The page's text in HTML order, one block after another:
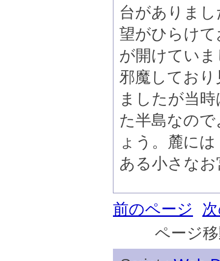
台がありま
望がひらけ
が開けてい
邪魔してお
ましたが当
た半島なの
ょう。麓に
ある小さな
前のページ
ページ